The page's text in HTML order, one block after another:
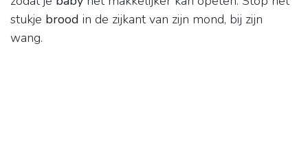
stukje brood in de zijkant van zijn mond, bij zijn
wang.